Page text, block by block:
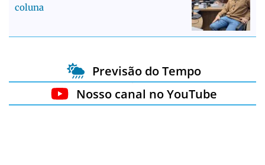
coluna
Previsão do Tempo
Nosso canal no YouTube